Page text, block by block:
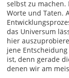
selbst zu
Worte und Taten.
das Universum
hier
jene
ist, denn gerade
denen wir am